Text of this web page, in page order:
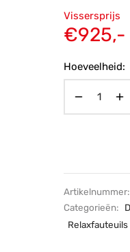
prijs
Vissersprijs
€925,-
Hoeveelheid:
Artikelnummer:
Categorieën:
Relaxfauteuils